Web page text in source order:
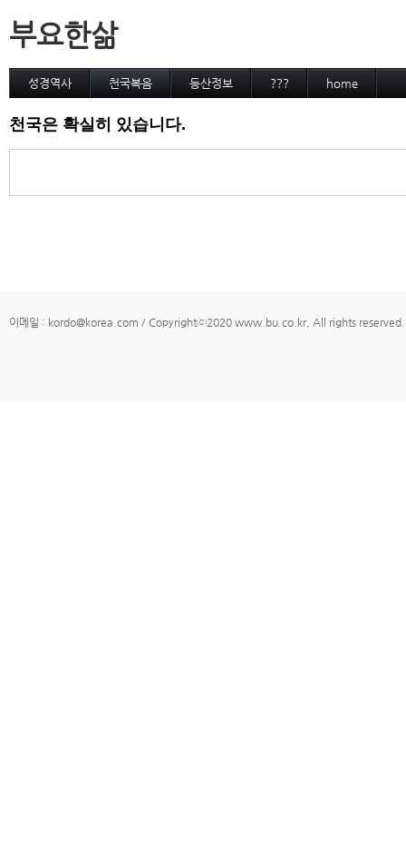
부요한삶
성경역사 천국복음 등산정보 ??? home
천국은 확실히 있습니다.
이메일 : kordo@korea.com / Copyrightⓒ2020 www.bu.co.kr, All rights reserved.